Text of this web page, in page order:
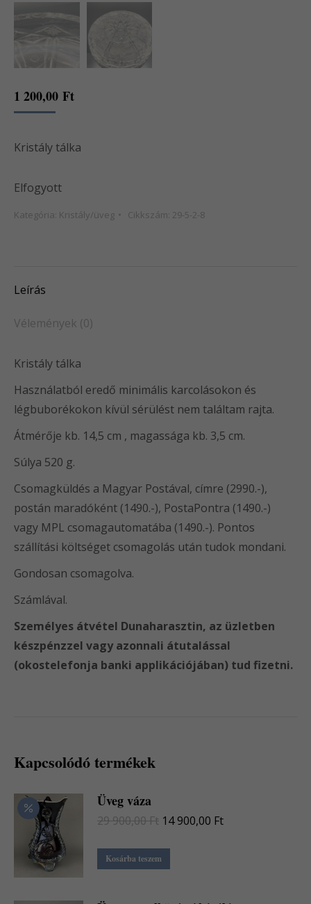
1 200,00 Ft
Kristály tálka
Elfogyott
Kategória: Kristály/üveg Cikkszám: 29-5-2-8
Leírás
Vélemények (0)
Kristály tálka
Használatból eredő minimális karcolásokon és
légbuborékokon kívül sérülést nem találtam rajta.
Átmérője kb. 14,5 cm , magassága kb. 3,5 cm.
Súlya 520 g.
Csomagküldés a Magyar Postával, címre (2990.-),
postán maradóként (1490.-), PostaPontra (1490.-)
vagy MPL csomagautomatába (1490.-). Pontos
szállítási költséget csomagolás után tudok mondani.
Gondosan csomagolva.
Számlával.
Személyes átvétel Dunaharasztin, az üzletben
készpénzzel vagy azonnali átutalással
(okostelefonja banki applikációjában) tud fizetni.
Kapcsolódó termékek
Üveg váza
29 900,00Ft Original
14 900,00 FtCurrent
Kosárba teszem